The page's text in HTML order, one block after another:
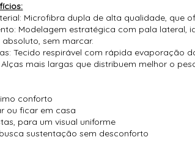
Microfibra dupla de alta qualidade, que
Modelagem estratégica com pala lateral,
sem marcar.
Tecido respirável com rápida evaporação
mais largas que distribuem melhor o
conforto
ou ficar em casa
para um visual uniforme
sustentação sem desconforto